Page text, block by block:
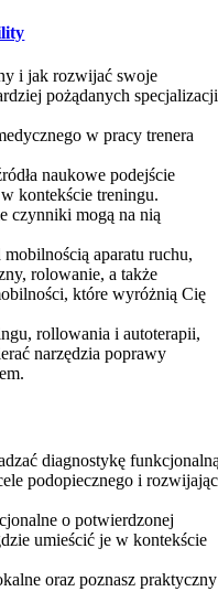
i jak rozwijać swoje
pożądanych specjalizacji
w pracy trenera
naukowe podejście
kontekście treningu.
czynniki mogą na nią
aparatu ruchu,
rolowanie, a także
które wyróżnią Cię
rollowania i autoterapii,
narzędzia poprawy
diagnostykę
podopiecznego i
o potwierdzonej
umieścić je w kontekście
oraz poznasz praktyczny